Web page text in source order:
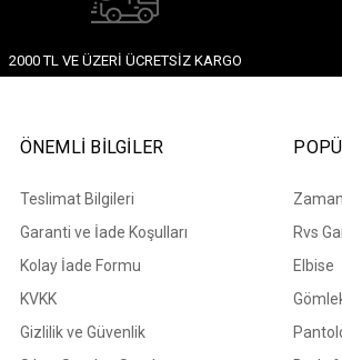
2000 TL VE ÜZERI ÜCRETSIZ KARGO
ÖNEMLİ BİLGİLER
Teslimat Bilgileri
Garanti ve İade Koşulları
Kolay İade Formu
KVKK
Gizlilik ve Güvenlik
Rvs
Elbise